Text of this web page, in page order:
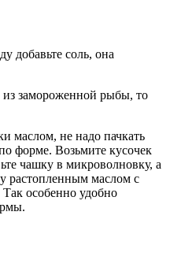
добавьте соль, она
из замороженной рыбы, то
маслом, не надо пачкать
форме. Возьмите кусочек
чашку в микроволновку, а
растопленным маслом с
особенно удобно